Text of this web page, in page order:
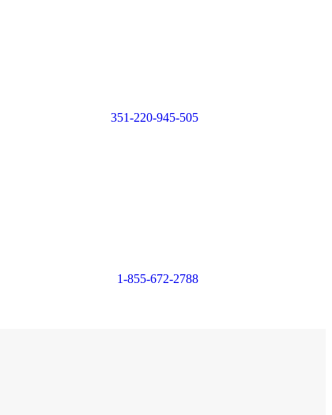
351-220-945-505
1-855-672-2788